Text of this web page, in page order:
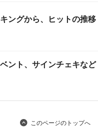
ングから、ヒットの推移
ント、サインチェキなど
このページのトップへ